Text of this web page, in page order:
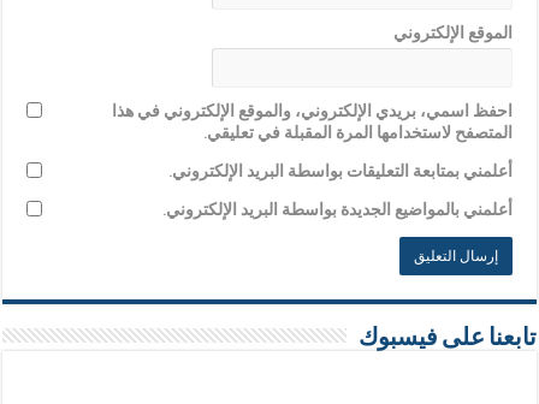
الموقع الإلكتروني
احفظ اسمي، بريدي الإلكتروني، والموقع الإلكتروني في هذا
المتصفح لاستخدامها المرة المقبلة في تعليقي.
أعلمني بمتابعة التعليقات بواسطة البريد الإلكتروني.
أعلمني بالمواضيع الجديدة بواسطة البريد الإلكتروني.
تابعنا على فيسبوك